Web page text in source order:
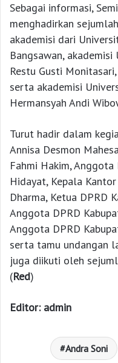
Sebagai informasi,
menghadirkan
akademisi dari
Bangsawan,
Restu Gusti
serta akademisi
Hermansyah Andi
Turut hadir dalam
Annisa Desmon
Fahmi Hakim,
Hidayat, Kepala
Dharma, Ketua DPRD
Anggota DPRD
Anggota DPRD
serta tamu undangan
juga diikuti oleh
(Red)
Editor: admin
Andra Soni